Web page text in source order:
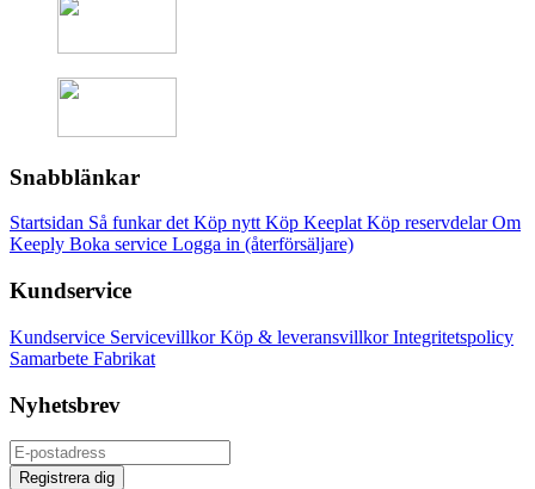
Snabblänkar
Startsidan Så funkar detKöp nyttKöp KeeplatKöp reservdelarOm
Keeply Boka service Logga in (återförsäljare)
Kundservice
Kundservice ServicevillkorKöp & leveransvillkorIntegritetspolicy
Samarbete Fabrikat
Nyhetsbrev
Registrera dig